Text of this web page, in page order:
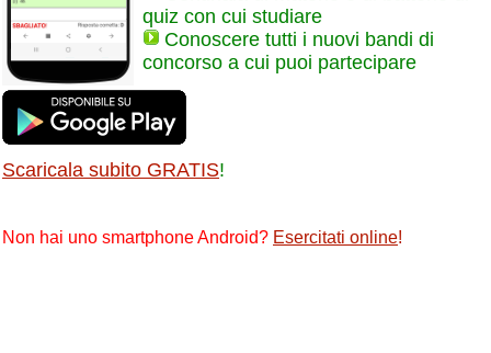
quiz con cui studiare
Conoscere tutti i nuovi bandi di
concorso a cui puoi partecipare
Scaricala subito GRATIS!
Non hai uno smartphone Android? Esercitati online!